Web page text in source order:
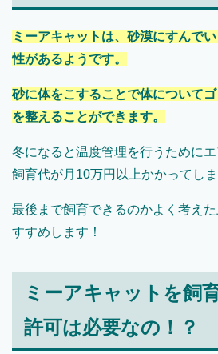
ミーアキャットは、砂漠にすんで
性があるようです。
砂に体をこすることで体について
を整えることができます。
冬になると温度管理を行うために
飼育代が月10万円以上かかってしま
最後まで飼育できるのかよく考え
すすめします！
ミーアキャットを飼
許可は必要なの！？